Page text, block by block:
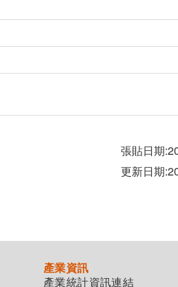
張貼日期
更新日期
產業資訊
產業統計資訊連結